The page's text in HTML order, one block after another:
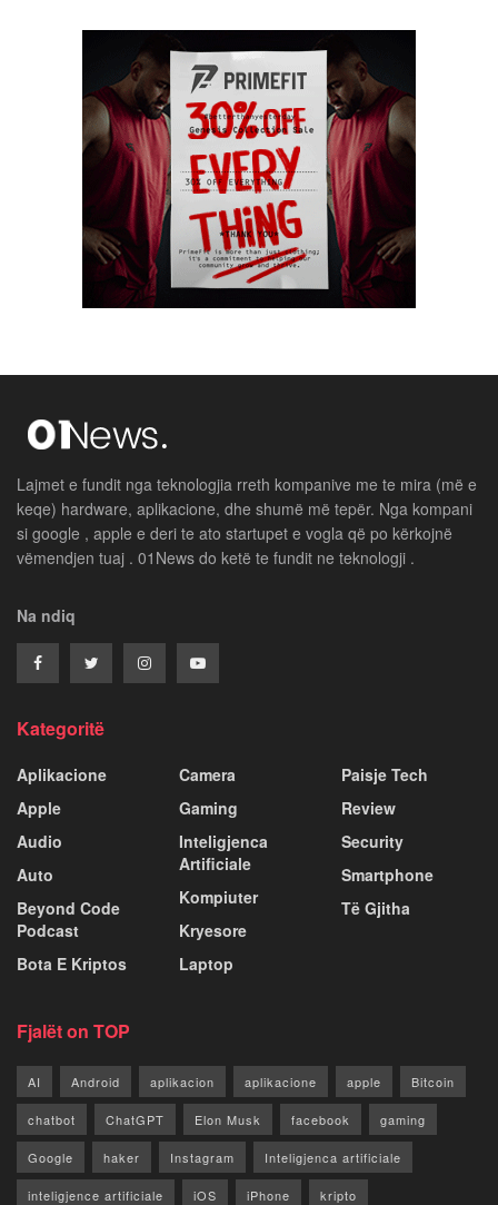
Lajmet e fundit nga teknologjia rreth kompanive me te mira (më e
keqe) hardware, aplikacione, dhe shumë më tepër. Nga kompani
si google , apple e deri te ato startupet e vogla që po kërkojnë
vëmendjen tuaj . 01News do ketë te fundit ne teknologji .
Na ndiq
Kategoritë
Aplikacione
Apple
Audio
Auto
Beyond Code
Podcast
Bota E Kriptos
Camera
Gaming
Inteligjenca
Artificiale
Kompiuter
Kryesore
Laptop
Paisje Tech
Review
Security
Smartphone
Të Gjitha
Fjalët on TOP
AI Android aplikacion aplikacione apple Bitcoin
chatbot ChatGPT Elon Musk facebook gaming
Google haker Instagram Inteligjenca artificiale
inteligjence artificiale iOS iPhone kripto